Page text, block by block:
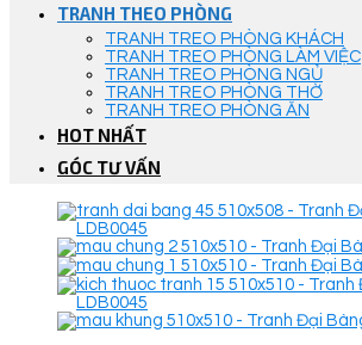
TRANH THEO PHÒNG
TRANH TREO PHÒNG KHÁCH
TRANH TREO PHÒNG LÀM VIỆC
TRANH TREO PHÒNG NGỦ
TRANH TREO PHÒNG THỜ
TRANH TREO PHÒNG ĂN
HOT NHẤT
GÓC TƯ VẤN